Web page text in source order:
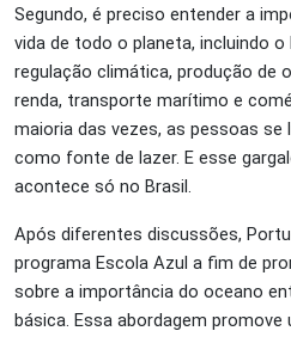
Segundo, é preciso entender a
vida de todo o planeta, incluindo
regulação climática, produção de
renda, transporte marítimo e
maioria das vezes, as pessoas
como fonte de lazer. E esse
acontece só no Brasil.
Após diferentes discussões,
programa Escola Azul a fim de
sobre a importância do oceano
básica. Essa abordagem promove